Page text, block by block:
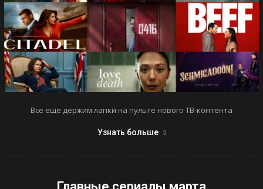
Все еще держим лапки на пульте нового ТВ-контента
Узнать больше